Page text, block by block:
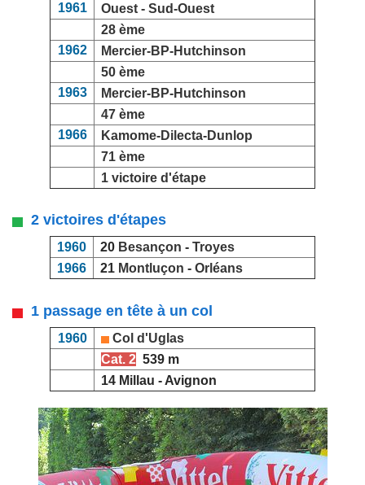
1961
Ouest - Sud-Ouest
28 ème
1962
Mercier-BP-Hutchinson
50 ème
1963
Mercier-BP-Hutchinson
47 ème
1966
Kamome-Dilecta-Dunlop
71 ème
1 victoire d'étape
2 victoires d'étapes
1960 20 Besançon - Troyes
1966
21 Montluçon - Orléans
1 passage en tête à un col
1960
Col d'Uglas
Cat. 2 539 m
14 Millau - Avignon